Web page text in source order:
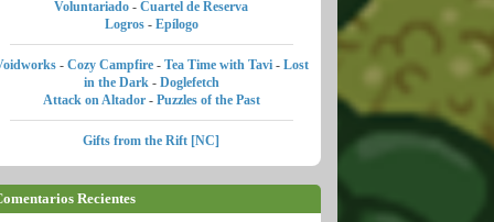
Voluntariado -Cuartel de Reserva
Logros- Epílogo
- Cozy Campfire - Tea Time with Tavi- Lost
in the Dark- Doglefetch
Attack on Altador- Puzzles of the Past
Gifts from the Rift [NC]
Recientes